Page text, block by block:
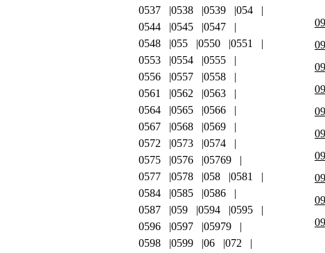
0537
0538 0539
054
0544
0545
0547
0548
055 0550
0551
0553
0554
0555
0556
0557
0558
0561
0562
0563
0564
0565
0566
0567
0568
0569
0572
0573
0574
0575
0576
05769
0577
0578 058
0581
0584
0585
0586
0587
059 0594
0595
0596
0597
05979
0598
0599 06
072